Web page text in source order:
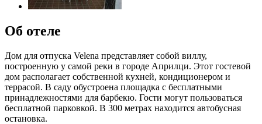
Об отеле
Дом для отпуска Velena представляет собой виллу,
построенную у самой реки в городе Априлци. Этот гостевой
дом располагает собственной кухней, кондиционером и
террасой. В саду обустроена площадка с бесплатными
принадлежностями для барбекю. Гости могут пользоваться
бесплатной парковкой. В 300 метрах находится автобусная
остановка.